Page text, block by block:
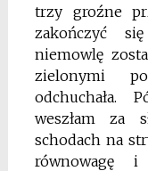
trzy groźne
zakończyć
niemowlę
zielonymi
odchuchała.
weszłam za
schodach na
równowagę i